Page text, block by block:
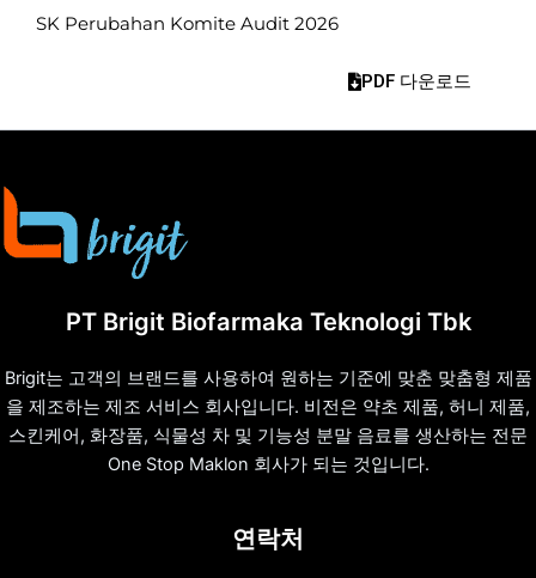
SK Perubahan Komite Audit 2026
PDF 다운로드
PT Brigit Biofarmaka Teknologi Tbk
Brigit는 고객의 브랜드를 사용하여 원하는 기준에 맞춘 맞춤형 제품
을 제조하는 제조 서비스 회사입니다. 비전은 약초 제품, 허니 제품,
스킨케어, 화장품, 식물성 차 및 기능성 분말 음료를 생산하는 전문
One Stop Maklon 회사가 되는 것입니다.
연락처